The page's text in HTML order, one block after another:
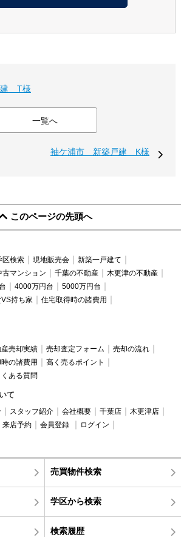
建 T様
一覧へ
袖ケ浦市 新築戸建 K様
このページの先頭へ
区検索 現地販売会
新築一戸建て
古マンション 千葉の不動産
木更津の不動産
4000万円台
5000万円台
持ち家
住宅取得時の諸費用
売却実績 売却査定フォーム
売却の流れ
の諸費用
高く売るポイント
くある質問
て
スタッフ紹介 会社概要 千葉店
木更津店
来店予約 会員登録
ログイン
売買物件検索
学区から検索
検索履歴